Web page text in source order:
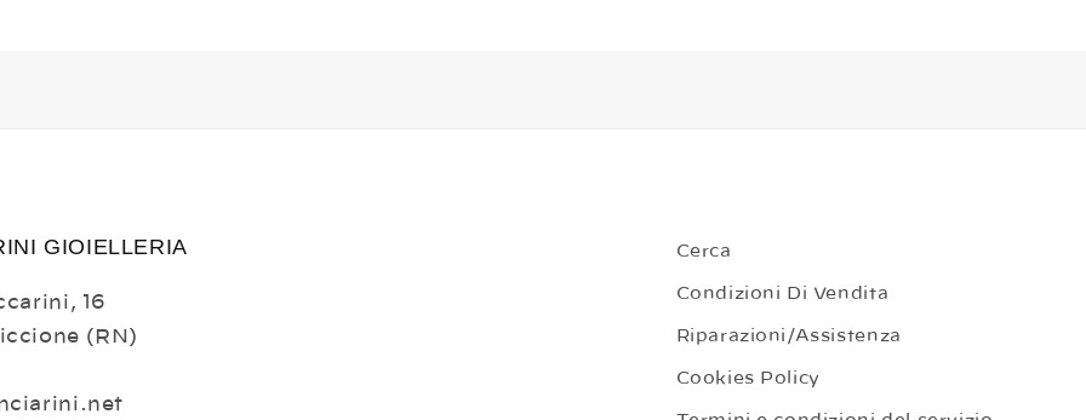
GIOIELLERIA
16
(RN)
Cerca
Condizioni Di Vendita
Riparazioni/Assistenza
Cookies Policy